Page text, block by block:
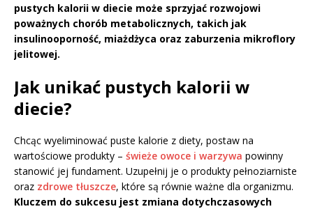
pustych kalorii w diecie może sprzyjać rozwojowi
poważnych chorób metabolicznych, takich jak
insulinooporność, miażdżyca oraz zaburzenia mikroflory
jelitowej.
Jak unikać pustych kalorii w
diecie?
Chcąc wyeliminować puste kalorie z diety, postaw na
wartościowe produkty – świeże owoce i warzywa powinny
stanowić jej fundament. Uzupełnij je o produkty pełnoziarniste
oraz zdrowe tłuszcze, które są równie ważne dla organizmu.
Kluczem do sukcesu jest zmiana dotychczasowych